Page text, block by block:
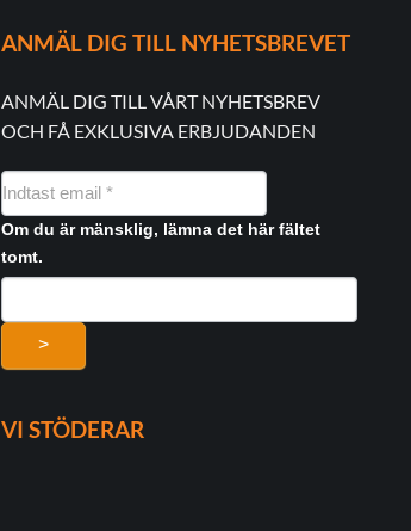
ANMÄL DIG TILL NYHETSBREVET
ANMÄL DIG TILL VÅRT NYHETSBREV
OCH FÅ EXKLUSIVA ERBJUDANDEN
NYHEDSMAIL
FORMULAR
Om du är mänsklig, lämna det här fältet
tomt.
>
VI STÖDERAR